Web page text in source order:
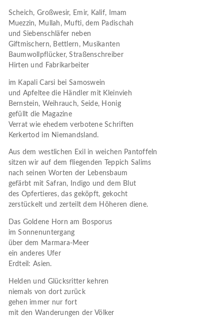
Scheich, Großwesir, Emir, Kalif, Imam
Muezzin, Mullah, Mufti, dem Padischah
und Siebenschläfer neben
Giftmischern, Bettlern, Musikanten
Baumwollpflücker, Straßenschreiber
Hirten und Fabrikarbeiter
im Kapali Carsi bei Samoswein
und Apfeltee die Händler mit Kleinvieh
Bernstein, Weihrauch, Seide, Honig
gefüllt die Magazine
Verrat wie ehedem verbotene Schriften
Kerkertod im Niemandsland.
Aus dem westlichen Exil in weichen Pantoffeln
sitzen wir auf dem fliegenden Teppich Salims
nach seinen Worten der Lebensbaum
gefärbt mit Safran, Indigo und dem Blut
des Opfertieres, das geköpft, gekocht
zerstückelt und zerteilt dem Höheren diene.
Das Goldene Horn am Bosporus
im Sonnenuntergang
über dem Marmara-Meer
ein anderes Ufer
Erdteil: Asien.
Helden und Glücksritter kehren
niemals von dort zurück
gehen immer nur fort
mit den Wanderungen der Völker